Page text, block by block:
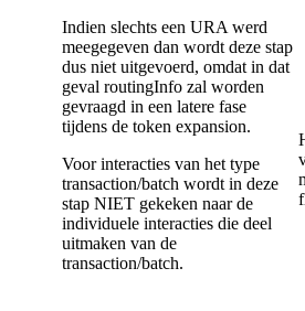
Indien slechts een URA werd
meegegeven dan wordt deze stap
dus niet uitgevoerd, omdat in dat
geval routingInfo zal worden
gevraagd in een latere fase
tijdens de token expansion.
Voor interacties van het type
transaction/batch wordt in deze
stap NIET gekeken naar de
individuele interacties die deel
uitmaken van de
transaction/batch.